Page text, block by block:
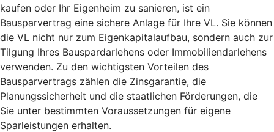
kaufen oder Ihr Eigenheim zu sanieren, ist ein
Bausparvertrag eine sichere Anlage für Ihre VL. Sie können
die VL nicht nur zum Eigenkapitalaufbau, sondern auch zur
Tilgung Ihres Bauspardarlehens oder Immobiliendarlehens
verwenden. Zu den wichtigsten Vorteilen des
Bausparvertrags zählen die Zinsgarantie, die
Planungssicherheit und die staatlichen Förderungen, die
Sie unter bestimmten Voraussetzungen für eigene
Sparleistungen erhalten.